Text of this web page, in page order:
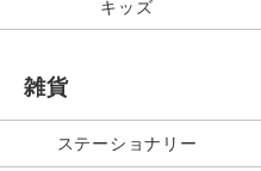
キッズ
雑貨
ステーショナリー